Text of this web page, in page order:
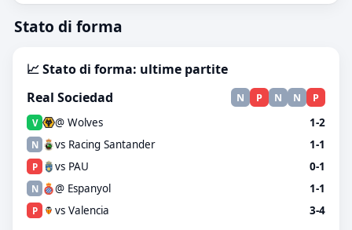
Stato di forma
📈 Stato di forma: ultime partite
Real Sociedad
N P N N P
V @ Wolves 1-2
N vs Racing Santander 1-1
P vs PAU 0-1
N @ Espanyol 1-1
P vs Valencia 3-4